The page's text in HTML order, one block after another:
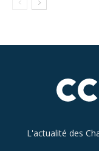
L'actualité des